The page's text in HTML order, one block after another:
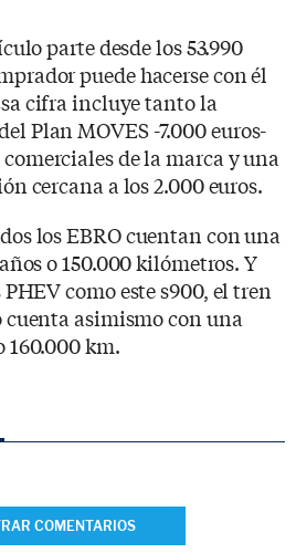
parte desde los 53.990
puede hacerse con él
cifra incluye tanto la
Plan MOVES -7.000 euros-
de la marca y una
cercana a los 2.000 euros.
los EBRO cuentan con una
o 150.000 kilómetros. Y
como este s900, el tren
asimismo con una
160.000 km.
COMENTARIOS